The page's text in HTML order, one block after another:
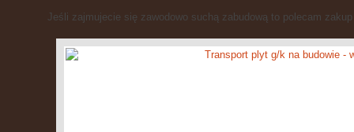
Jeśli zajmujecie się zawodowo suchą zabudową to polecam